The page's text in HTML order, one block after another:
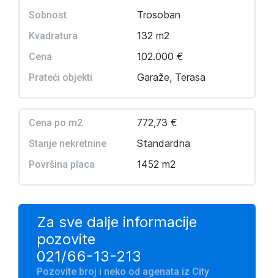
Sobnost Trosoban
Kvadratura 132 m2
Cena 102.000 €
Prateći objekti Garaže, Terasa
Cena po m2 772,73 €
Stanje nekretnine Standardna
Površina placa 1452 m2
Za sve dalje informacije
pozovite
021/66-13-213
Pozovite broj i neko od agenata iz City